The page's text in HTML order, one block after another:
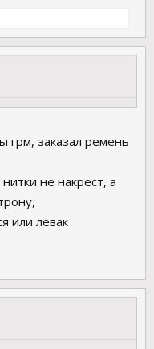
грм, заказал ремень
не накрест, а
или левак